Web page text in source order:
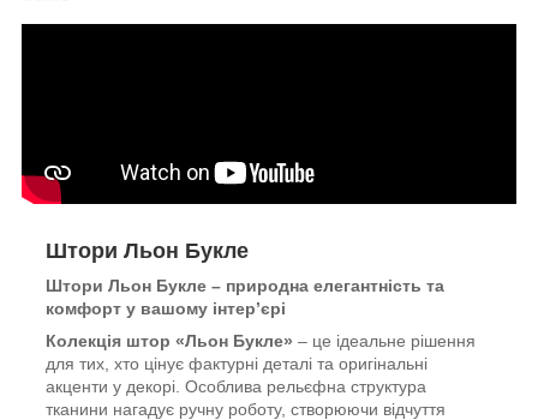
Штори Льон Букле
Штори Льон Букле – природна елегантність та
комфорт у вашому інтер’єрі
Колекція штор «Льон Букле» – це ідеальне рішення
для тих, хто цінує фактурні деталі та оригінальні
акценти у декорі. Особлива рельєфна структура
тканини нагадує ручну роботу, створюючи відчуття